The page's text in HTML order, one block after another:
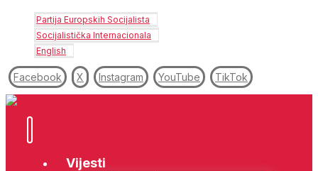
Partija Europskih Socijalista
Socijalistička Internacionala
English
Facebook X Instagram YouTube TikTok
Vijesti